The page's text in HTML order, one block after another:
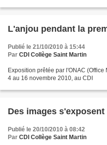
L'anjou pendant la
Publié le 21/10/2010 à 15:44
Par CDI Collège Saint Martin
Exposition prêtée par l'ONAC
4 au 16 novembre 2010, au CDI
Des images s'exposent
Publié le 20/10/2010 à 08:42
Par CDI Collège Saint Martin